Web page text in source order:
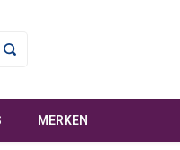
MERKEN